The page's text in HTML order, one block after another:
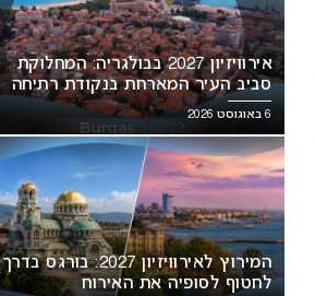
אירוויזיון 2027 בבולגריה: המחלוקת
סביב העיר המארחת בנקודת רתיחה
6 באוגוסט 2026
המירוץ לאירוויזיון 2027: בורגס בדרך
לחטוף לסופיה את האירוח